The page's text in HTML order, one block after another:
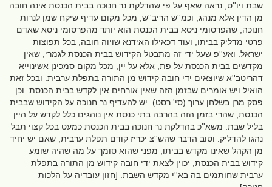
שבת ויו''ט, נראה שאף על פי שהדלקת נר חנוכה בבית הכנסת אינה חובה
מן הדין אלא מנהג, וכמ''ש הריב''ש, מכל מקום עדיף שיקח שמן לנרות
חנוכה, שהפרסומי ניסא בבית הכנסת הוא יותר מהפרסומי ניסא שאדם
פרטי מדליק בביתו, ועוד דכאילו האידנא שויוה חובה, בכל תפוצות
ישראל. ואע''פ שעל ידי זה מתבטל הקידוש בבית הכנסת לגמרי, שאין
מקדשים בבית הכנסת על פת, אלא על יין, מכל מקום סמכינן אשינוייא
דהריטב''א שיוצאים ידי חובה קידוש מן התורה בתפלת ערבית. ובכל זאת
הואיל ויש אומרים שבזמן הזה שאין אורחים אין לקדש בבית הכנסת. וכן
פסק מרן בשלחן ערוך (סי' רסט). יש להעדיף נר חנוכה על הקידוש שבבית
הכנסת, שהרי בזמן הזה בהרבה בתי כנסת אין נוהגים כלל לקדש על היין
בליל שבת. משא''כ בהדלקת נר חנוכה בבית הכנסת כמעט בכל קצוי תבל
נהגו להדליק. וטוב הדבר שהש''צ יכריז קודם תפלת ערבית, שאם יש יחיד
מן הקהל שאינו מקדש בביתו, מפני שהוא סומך על מה שהיה שומע
קידוש בבית הכנסת, יכוין לצאת ידי חובה קידוש מן התורה בתפלת
ערבית שחותמים בה בא''י מקדש השבת. [חזון עובדיה על הלכות